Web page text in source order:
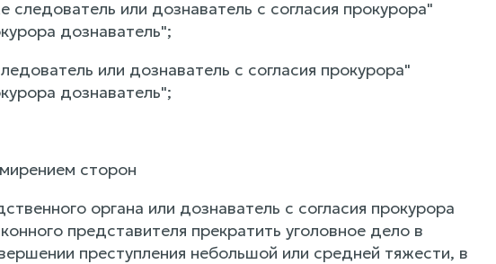
или дознаватель с согласия прокурора"
дознаватель";
или дознаватель с согласия прокурора"
дознаватель";
сторон
органа или дознаватель с согласия прокурора
представителя прекратить уголовное дело в
преступления небольшой или средней тяжести, в